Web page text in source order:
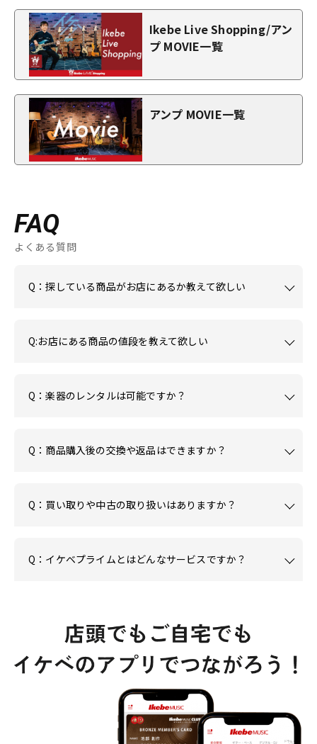
Ikebe Live Shopping/アン
プ MOVIE一覧
アンプ MOVIE一覧
FAQ
よくある質問
Q：探している商品がお店にあるか教えて欲しい
Q:お店にある商品の値段を教えて欲しい
Q：楽器のレンタルは可能ですか？
Q：商品購入後の交換や返品はできますか？
Q：買い取りや中古の取り扱いはありますか？
Q：イケベプライムとはどんなサービスですか？